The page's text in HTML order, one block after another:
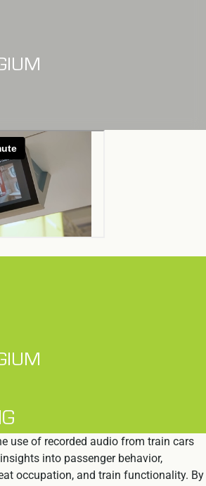
use of recorded audio from train cars
into passenger behavior,
occupation, and train functionality. By